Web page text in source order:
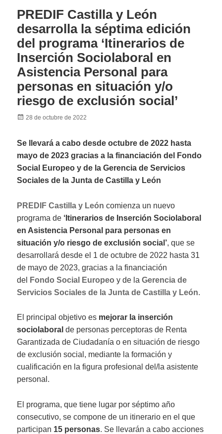
PREDIF Castilla y León
desarrolla la séptima edición
del programa ‘Itinerarios de
Inserción Sociolaboral en
Asistencia Personal para
personas en situación y/o
riesgo de exclusión social’
Posted
28 de octubre de 2022
Se llevará a cabo desde octubre de 2022 hasta
mayo de 2023 gracias a la financiación del Fondo
Social Europeo y de la Gerencia de Servicios
Sociales de la Junta de Castilla y León
PREDIF Castilla y León comienza un nuevo
programa de ‘Itinerarios de Inserción Sociolaboral
en Asistencia Personal para personas en
situación y/o riesgo de exclusión social’, que se
desarrollará desde el 1 de octubre de 2022 hasta 31
de mayo de 2023, gracias a la financiación
del
Fondo Social Europeo y de laGerencia de
Servicios Sociales de la Junta de Castilla y León.
El principal objetivo es mejorar la inserción
sociolaboral de personas perceptoras de Renta
Garantizada de Ciudadanía o en situación de riesgo
de exclusión social, mediante la formación y
cualificación en la figura profesional del/la asistente
personal.
El programa, que tiene lugar por séptimo año
consecutivo, se compone de un itinerario en el que
participan 15 personas. Se llevarán a cabo acciones